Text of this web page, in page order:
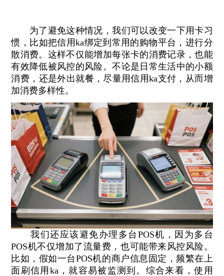
为了避免这种情况，我们可以改变一下用卡习
惯，比如把信用ka绑定到常用的购物平台，进行分
散消费。这样不仅能增加每张卡的消费记录，也能
有效降低被风控的风险。不论是日常生活中的小额
消费，还是外出就餐，尽量用信用ka支付，从而增
加消费多样性。
我们还应该避免办理多台POS机，因为多台
POS机不仅增加了流量费，也可能带来风控风险。
比如，假如一台POS机的商户信息固定，频繁在上
面刷信用ka，就容易被监测到。综合来看，使用